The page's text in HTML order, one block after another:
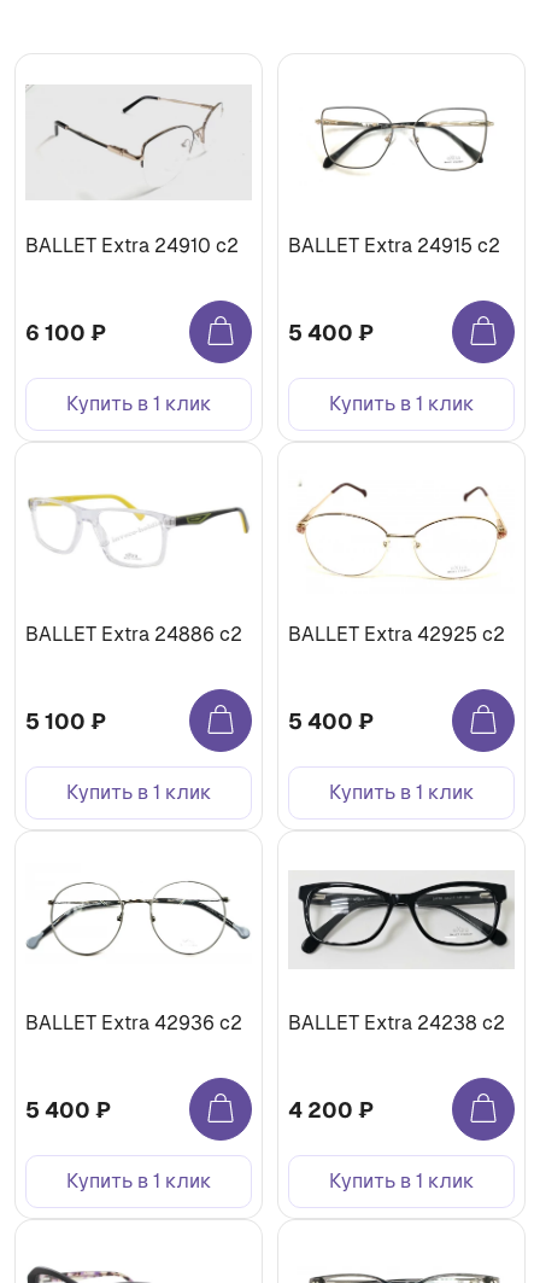
BALLET Extra 24910 c2
6 100 ₽
Купить в 1 клик
BALLET Extra 24915 c2
5 400 ₽
Купить в 1 клик
BALLET Extra 24886 c2
5 100 ₽
Купить в 1 клик
BALLET Extra 42925 c2
5 400 ₽
Купить в 1 клик
BALLET Extra 42936 c2
5 400 ₽
Купить в 1 клик
BALLET Extra 24238 c2
4 200 ₽
Купить в 1 клик